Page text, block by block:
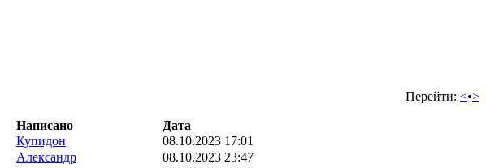
Перейти: <•>
Написано
Дата
Купидон
08.10.2023 17:01
Александр
08.10.2023 23:47